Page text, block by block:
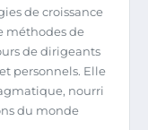
de croissance
méthodes de
de dirigeants
personnels. Elle
nourri
du monde